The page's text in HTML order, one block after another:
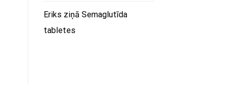
Eriks ziņā Semaglutīda
tabletes